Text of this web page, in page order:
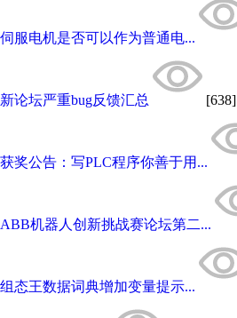
伺服电机是否可以作为普通电...
新论坛严重bug反馈汇总 [638]
获奖公告：写PLC程序你善于用...
ABB机器人创新挑战赛论坛第二...
组态王数据词典增加变量提示...